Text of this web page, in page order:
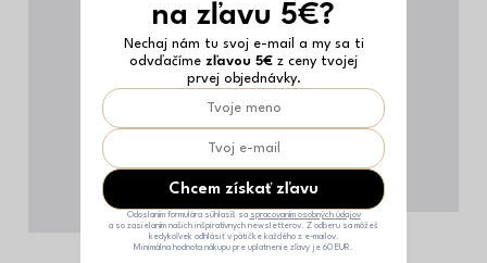
na zľavu 5€?
Nechaj nám tu svoj e-mail a my sa ti
odvďačíme zľavou 5€ z ceny tvojej
prvej objednávky.
Chcem získať zľavu
Odoslaním formulára súhlasíš sa spracovaním osobných údajov
a so zasielaním našich inšpiratívnych newsletterov. Z odberu sa môžeš
kedykoľvek odhlásiť v pätičke každého z e-mailov.
Minimálna hodnota nákupu pre uplatnenie zľavy je 60 EUR.